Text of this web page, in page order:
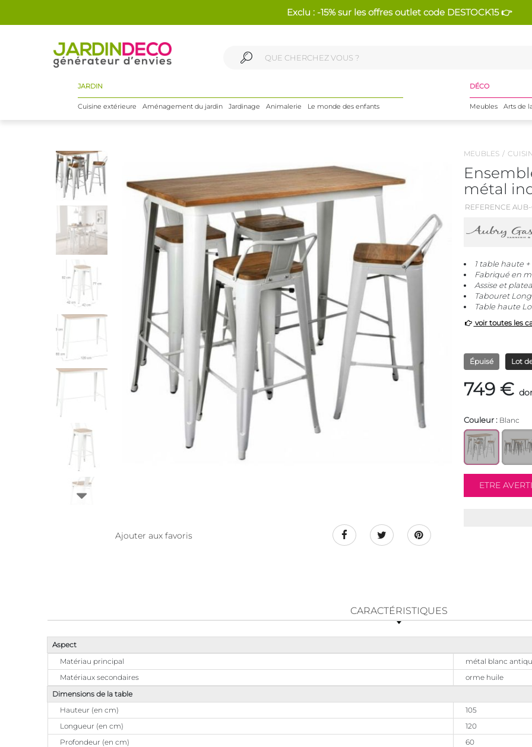
Exclu : -15% sur les offres outlet code DESTOCK15 👉
JARDIN
Cuisine extérieure Aménagement du jardin Jardinage Animalerie Le monde des enfants
DÉCO
Meubles Arts de
Ajouter aux favoris
MEUBLES
métal
REFERENCE
1 table haute
Fabriqué en
Assise et
Tabouret
Table haute
voir toutes les
Épuisé Lot
749 €
Couleur : Blanc
CARACTÉRISTIQUES
Aspect
Matériau principal
métal blanc
Matériaux secondaires
orme huile
Dimensions de la table
Hauteur (en cm)
105
Longueur (en cm)
120
Profondeur (en cm)
60